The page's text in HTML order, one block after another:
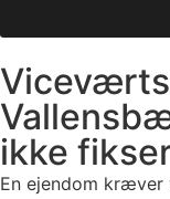
ikke
En ejendom